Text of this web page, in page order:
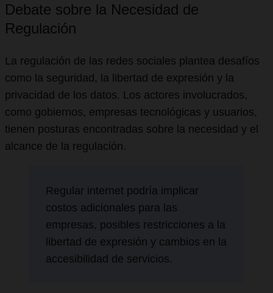
Debate sobre la Necesidad de
Regulación
La regulación de las redes sociales plantea desafíos
como la seguridad, la libertad de expresión y la
privacidad de los datos. Los actores involucrados,
como gobiernos, empresas tecnológicas y usuarios,
tienen posturas encontradas sobre la necesidad y el
alcance de la regulación.
Regular internet podría implicar
costos adicionales para las
empresas, posibles restricciones a la
libertad de expresión y cambios en la
accesibilidad de servicios.